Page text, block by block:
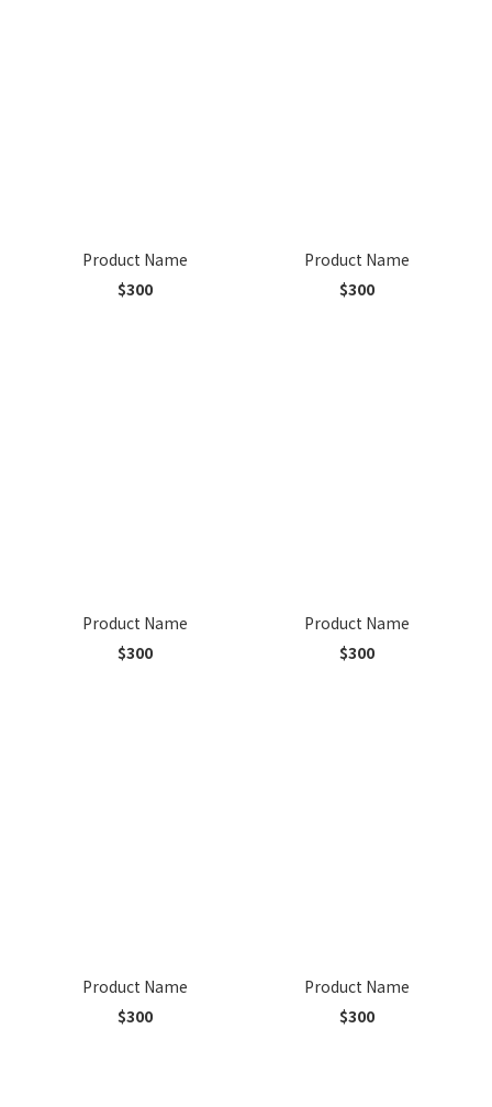
Product Name
$300
Product Name
$300
Product Name
$300
Product Name
$300
Product Name
$300
Product Name
$300